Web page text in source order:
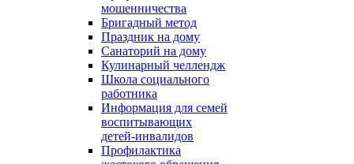
мошенничества
Бригадный метод
Праздник на дому
Санаторий на дому
Кулинарный челлендж
Школа социального
работника
Информация для семей
воспитывающих
детей-инвалидов
Профилактика